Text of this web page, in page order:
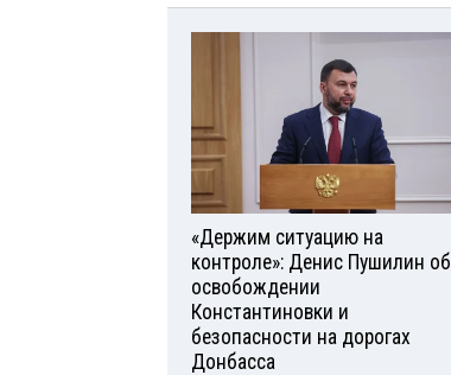
«Держим ситуацию на
контроле»: Денис Пушилин об
освобождении
Константиновки и
безопасности на дорогах
Донбасса